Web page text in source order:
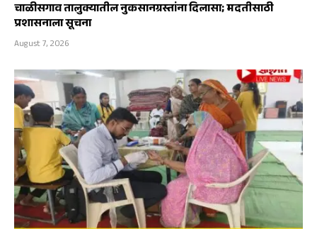
चाळीसगाव तालुक्यातील नुकसानग्रस्तांना दिलासा; मदतीसाठी
प्रशासनाला सूचना
August 7, 2026